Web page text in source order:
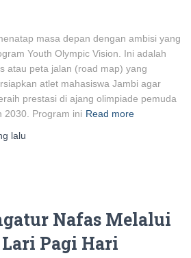
masa depan dengan ambisi yang
Youth Olympic Vision. Ini adalah
atau peta jalan (road map) yang
atlet mahasiswa Jambi agar
prestasi di ajang olimpiade pemuda
2030. Program ini Read more
lalu
Nafas Melalui
Pagi Hari